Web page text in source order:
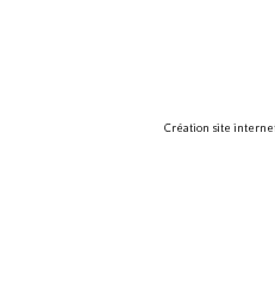
Création site